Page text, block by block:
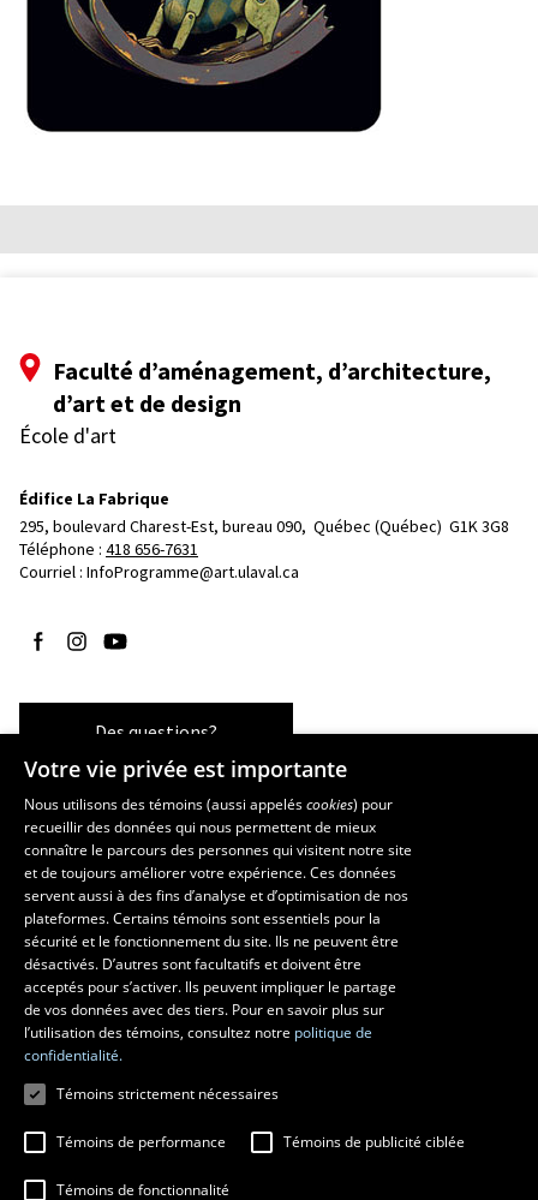
Faculté d’aménagement, d’architecture,
d’art et de design
École d'art
Édifice La Fabrique
295, boulevard Charest-Est, bureau 090, Québec (Québec)  G1K 3G8
Téléphone : 418 656-7631
Courriel : InfoProgramme@art.ulaval.ca
Suivez-nous sur Facebook
Suivez-nous sur Instagram
Suivez-nous sur YouTube
Des questions?
Les écoles et la recherche
École supérieure d’aménagement du territoire et de développement
régional
École d’architecture
École de design
Centre de recherche en aménagement et développement
Votre vie privée est importante
Nous utilisons des témoins (aussi appeléscookies) pour
recueillir des données qui nous permettent de mieux
connaître le parcours des personnes qui visitent notre site
et de toujours améliorer votre expérience. Ces données
servent aussi à des fins d’analyse et d’optimisation de nos
plateformes. Certains témoins sont essentiels pour la
sécurité et le fonctionnement du site. Ils ne peuvent être
désactivés. D’autres sont facultatifs et doivent être
acceptés pour s’activer. Ils peuvent impliquer le partage
de vos données avec des tiers. Pour en savoir plus sur
l’utilisation des témoins, consultez notre politique de
confidentialité.
Témoins strictement nécessaires
Témoins de performance Témoins de publicité ciblée
Témoins de fonctionnalité